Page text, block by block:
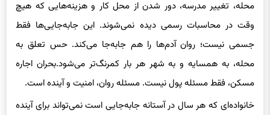
‌وقت در محاسبات رسمی دیده نمی‌شوند. این جابه‌جایی‌ها فقط
جسمی نیست؛ روان آدم‌ها را هم جابه‌جا می‌کند. حس تعلق به
محله، به همسایه و به شهر هر بار کمرنگ‌تر می‌شود.بحران اجاره
مسکن، فقط مسئله پول نیست. مسئله روان، امنیت و آینده است.
خانواده‌ای که هر سال در آستانه جابه‌جایی است نمی‌تواند برای آینده
برنامه‌ریزی کند. کودکی که هر یکی، دو سال مدرسه‌اش عوض